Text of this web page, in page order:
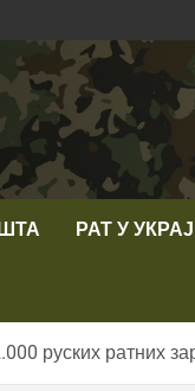
РАТ У
руских ратних